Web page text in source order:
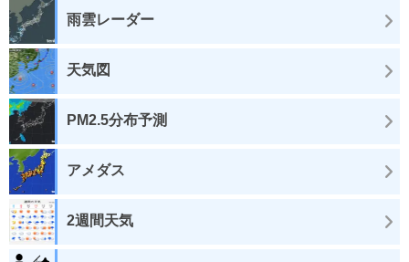
雨雲レーダー
天気図
PM2.5分布予測
アメダス
2週間天気